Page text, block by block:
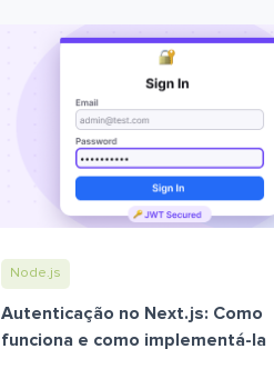
Node.js
Autenticação no Next.js: Como
funciona e como implementá-la